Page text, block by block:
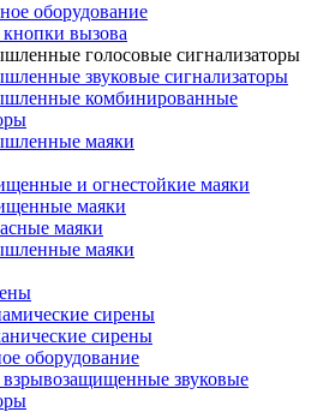
оборудование
вызова
голосовые сигнализаторы
звуковые сигнализаторы
комбинированные
маяки
и огнестойкие маяки
маяки
маяки
маяки
сирены
сирены
оборудование
звуковые